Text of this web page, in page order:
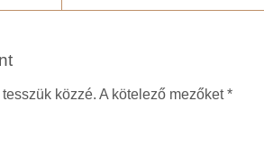
közzé. A kötelező mezőket*